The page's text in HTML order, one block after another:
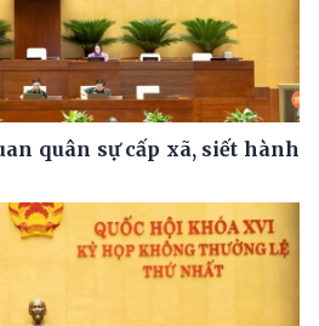
quân sự cấp xã, siết hành